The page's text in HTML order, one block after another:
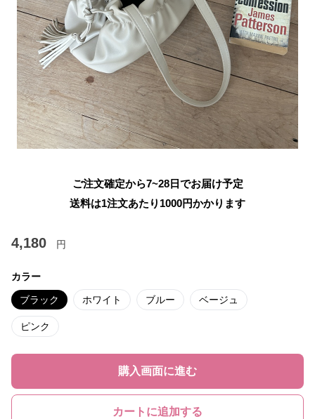
ご注文確定から7~28日でお届け予定
送料は1注文あたり 1000円かかります
4,180 円
カラー
ブラック ホワイト ブルー ベージュ
ピンク
購入画面に進む
カートに追加する